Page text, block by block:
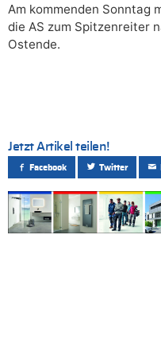
Am kommenden Sonntag
die AS zum Spitzenreiter
Ostende.
Jetzt Artikel teilen!
Facebook Twitter